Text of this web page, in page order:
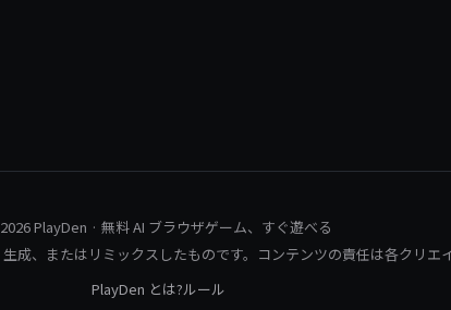
PlayDen · 無料 AI ブラウザゲーム、すぐ遊べる
成、またはリミックスしたものです。コンテンツの責任は各クリエ
PlayDen とは?ルール